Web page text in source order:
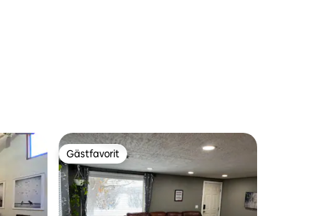
Gästfavorit
Gästfavorit